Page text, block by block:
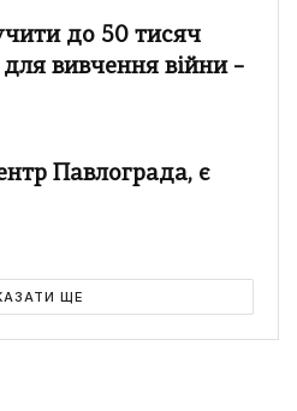
до 50 тисяч
для вивчення війни –
Павлограда, є
ЩЕ